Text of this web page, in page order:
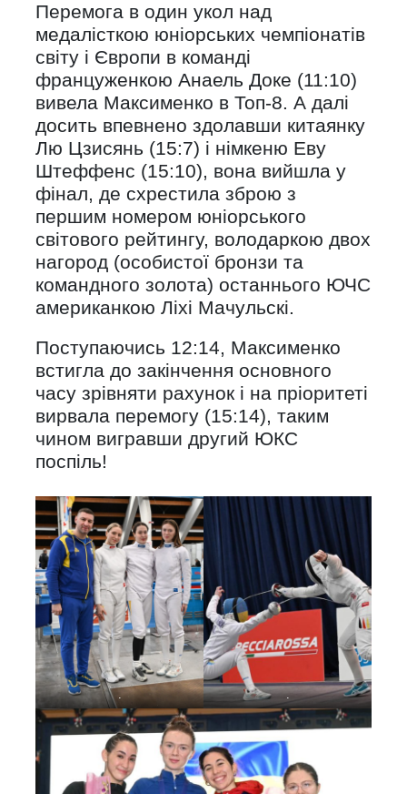
Перемога в один укол над
медалісткою юніорських чемпіонатів
світу і Європи в команді
француженкою Анаель Доке (11:10)
вивела Максименко в Топ-8. А далі
досить впевнено здолавши китаянку
Лю Цзисянь (15:7) і німкеню Еву
Штеффенс (15:10), вона вийшла у
фінал, де схрестила зброю з
першим номером юніорського
світового рейтингу, володаркою двох
нагород (особистої бронзи та
командного золота) останнього ЮЧС
американкою Ліхі Мачульскі.
Поступаючись 12:14, Максименко
встигла до закінчення основного
часу зрівняти рахунок і на пріоритеті
вирвала перемогу (15:14), таким
чином вигравши другий ЮКС
поспіль!
. .